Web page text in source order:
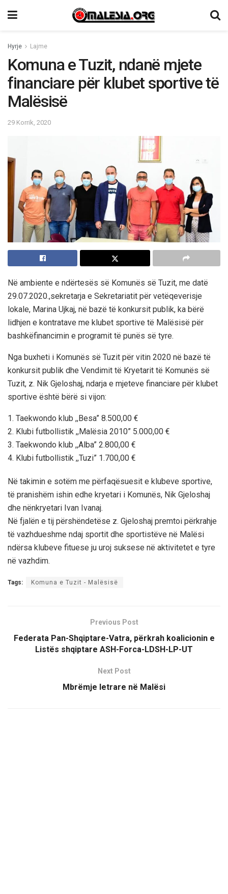
Hyrje Lajme
Komuna e Tuzit, ndanë mjete
financiare për klubet sportive të
Malësisë
29 Korrik, 2020
Në ambiente e ndërtesës së Komunës së Tuzit, me datë
29.07.2020.,sekretarja e Sekretariatit për vetëqeverisje
lokale, Marina Ujkaj, në bazë të konkursit publik, ka bërë
lidhjen e kontratave me klubet sportive të Malësisë për
bashkëfinancimin e programit të punës së tyre.
Nga buxheti i Komunës së Tuzit për vitin 2020 në bazë të
konkursit publik dhe Vendimit të Kryetarit të Komunës së
Tuzit, z. Nik Gjeloshaj, ndarja e mjeteve financiare për klubet
sportive është bërë si vijon:
1. Taekwondo klub ,,Besa” 8.500,00 €
2. Klubi futbollistik ,,Malësia 2010” 5.000,00 €
3. Taekwondo klub ,,Alba” 2.800,00 €
4. Klubi futbollistik ,,Tuzi” 1.700,00 €
Në takimin e sotëm me përfaqësuesit e klubeve sportive,
të pranishëm ishin edhe kryetari i Komunës, Nik Gjeloshaj
dhe nënkryetari Ivan Ivanaj.
Në fjalën e tij përshëndetëse z. Gjeloshaj premtoi përkrahje
të vazhdueshme ndaj sportit dhe sportistëve në Malësi
ndërsa klubeve fituese ju uroj suksese në aktivitetet e tyre
në vazhdim.
Tags: Komuna e Tuzit - Malësisë
Previous Post
Federata Pan-Shqiptare-Vatra, përkrah koalicionin e
Listës shqiptare ASH-Forca-LDSH-LP-UT
Next Post
Mbrëmje letrare në Malësi